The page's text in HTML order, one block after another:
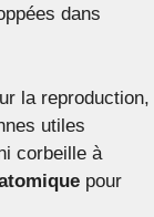
dans
la reproduction,
utiles
corbeille à
pour